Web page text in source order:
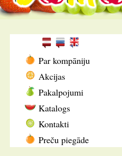
Par kompāniju
Akcijas
Pakalpojumi
Katalogs
Kontakti
Preču piegāde